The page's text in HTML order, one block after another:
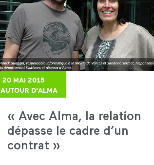
AUTOUR D'ALMA
« Avec Alma, la relation
dépasse le cadre d’un
contrat »
20 MAI 2015